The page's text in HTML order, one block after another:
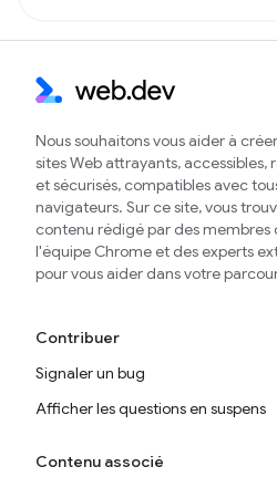
Nous souhaitons vous aider à
sites Web attrayants, accessibles,
et sécurisés, compatibles avec
navigateurs. Sur ce site, vous
contenu rédigé par des membres
l'équipe Chrome et des experts
pour vous aider dans votre
Contribuer
Signaler un bug
Afficher les questions en suspens
Contenu associé